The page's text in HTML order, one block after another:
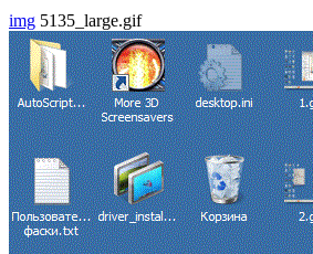
img 5135_large.gif